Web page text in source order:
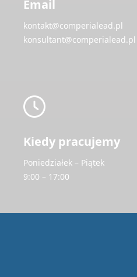
Email
kontakt@comperialead.pl
konsultant@comperialead.pl
Kiedy pracujemy
Poniedziałek – Piątek
9:00 – 17:00